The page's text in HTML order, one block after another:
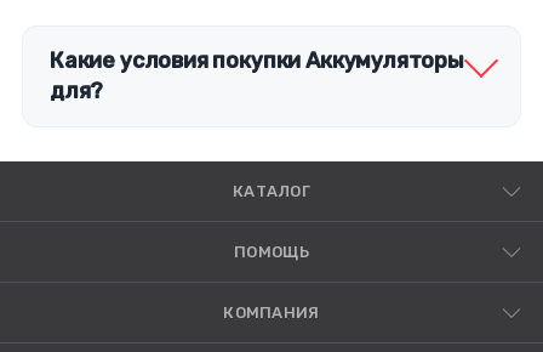
Какие условия покупки Аккумуляторы
для?
КАТАЛОГ
ПОМОЩЬ
КОМПАНИЯ